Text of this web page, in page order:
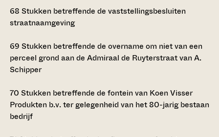
68 Stukken betreffende de vaststellingsbesluiten
straatnaamgeving
69 Stukken betreffende de overname om niet van een
perceel grond aan de Admiraal de Ruyterstraat van A.
Schipper
70 Stukken betreffende de fontein van Koen Visser
Produkten b.v. ter gelegenheid van het 80-jarig bestaan
bedrijf